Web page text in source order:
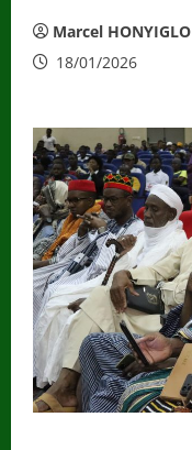
Marcel HONYIGLO
18/01/2026